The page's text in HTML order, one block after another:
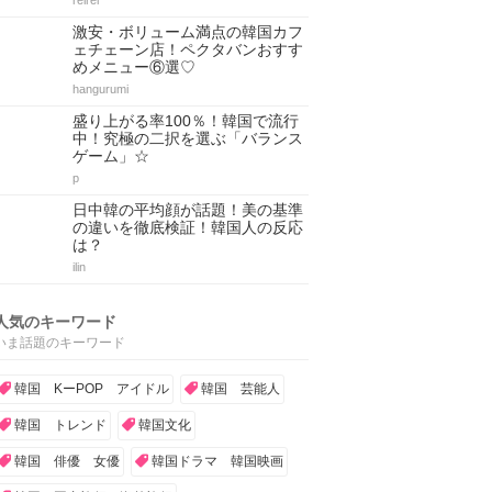
激安・ボリューム満点の韓国カフ
ェチェーン店！ペクタバンおすす
めメニュー⑥選♡
hangurumi
盛り上がる率100％！韓国で流行
中！究極の二択を選ぶ「バランス
ゲーム」☆
p
日中韓の平均顔が話題！美の基準
の違いを徹底検証！韓国人の反応
は？
ilin
気のキーワード
ま話題のキーワード
韓国 KーPOP アイドル 韓国 芸能人
韓国 トレンド 韓国文化
韓国 俳優 女優 韓国ドラマ 韓国映画